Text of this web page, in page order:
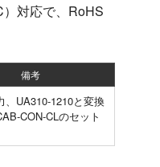
対応で、RoHS
備考
、UA310-1210と変換
CON-CLのセット